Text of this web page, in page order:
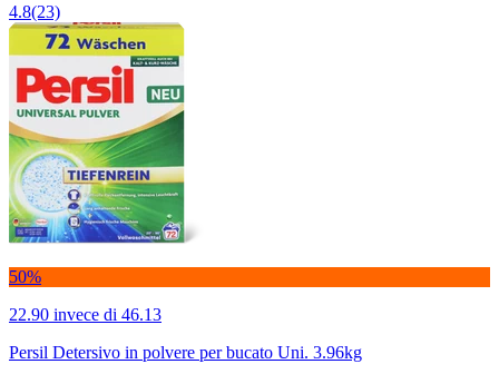
4.8(23)
50%
22.90 invece di 46.13
Persil Detersivo in polvere per bucato Uni. 3.96kg